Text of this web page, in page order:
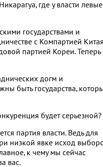
где у власти левые
государствами и
с Компартией Китая
партией Кореи. Теперь
догм и
быть государства,
будет серьезной?
партия власти. Ведь для
низкой явке исход
к чему мы сейчас
вас.